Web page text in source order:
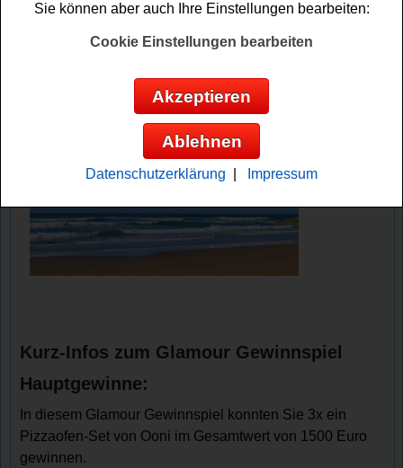
Kurz-Infos zum Glamour Gewinnspiel
Hauptgewinne:
In diesem Glamour Gewinnspiel konnten Sie 3x ein
Pizzaofen-Set von Ooni im Gesamtwert von 1500 Euro
gewinnen.
Sie können aber auch Ihre Einstellungen bearbeiten:
Cookie Einstellungen bearbeiten
Akzeptieren
Ablehnen
Datenschutzerklärung Impressum